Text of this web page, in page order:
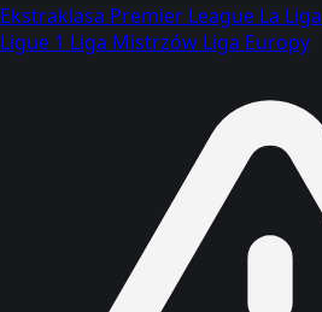
Ekstraklasa Premier League La Liga
Ligue 1 Liga Mistrzów Liga Europy